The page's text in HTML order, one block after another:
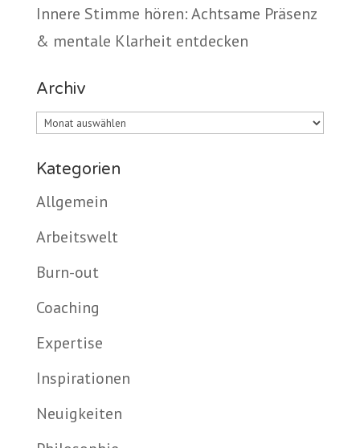
Innere Stimme hören: Achtsame Präsenz
& mentale Klarheit entdecken
Archiv
Archiv
Kategorien
Allgemein
Arbeitswelt
Burn-out
Coaching
Expertise
Inspirationen
Neuigkeiten